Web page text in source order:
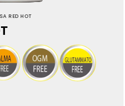
RED HOT